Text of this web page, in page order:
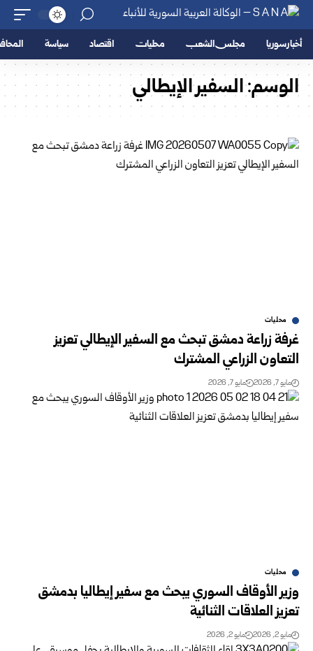
أخبار سوريا مجلس الشعب محليات اقتصاد سياسة
الوسم:السفير الإيطالي
محليات
غرفة زراعة دمشق تبحث مع السفير الإيطالي تعزيز
التعاون الزراعي المشترك
مايو 7, 2026 مايو 7, 2026
محليات
وزير الأوقاف السوري يبحث مع سفير إيطاليا بدمشق
تعزيز العلاقات الثنائية
مايو 2, 2026 مايو 2, 2026